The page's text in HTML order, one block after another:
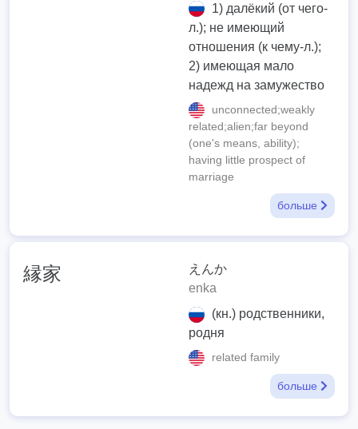
1) далёкий (от чего-
л.); не имеющий
отношения (к чему-л.);
2) имеющая мало
надежд на замужество
unconnected;weakly
related;alien;far beyond
(one's means, ability);
having little prospect of
marriage
больше
縁家
えんか
enka
(кн.) родственники,
родня
related family
больше